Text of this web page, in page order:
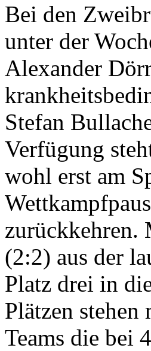
Bei den
unter der
Alexander
Stefan
Verfügung
wohl erst am
zurückkehren.
(2:2) aus der
Platz drei in
Plätzen
Teams die bei